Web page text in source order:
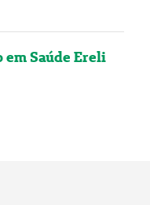
em Saúde Ereli